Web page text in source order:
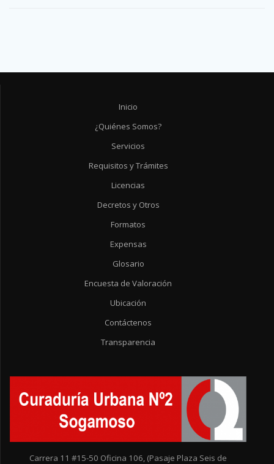
Inicio
¿Quiénes Somos?
Servicios
Requisitos y Trámites
Licencias
Decretos y Otros
Formatos
Expensas
Glosario
Encuesta de Valoración
Ubicación
Contáctenos
Transparencia
Carrera 11 #15-50 Oficina 106, (Pasaje Plaza Seis de